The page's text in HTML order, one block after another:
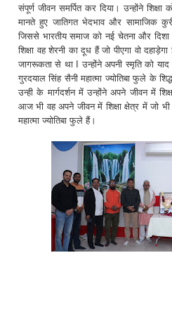
संपूर्ण जीवन समर्पित कर दिया। उन्होंने शिक्षा
मानते हुए जातिगत भेदभाव और सामाजिक
जिससे भारतीय समाज को नई चेतना और दिशा
शिक्षा वह शेरनी का दूध हैं जो पीएगा वो
जागरूकता से था I उन्होंने अपनी स्मृति को
गुरदयाल सिंह सैनी महात्मा ज्योतिबा फुले के
उन्ही के मार्गदर्शन में उन्होंने अपने जीवन में
आज भी वह अपने जीवन में शिक्षा क्षेत्र में जो
महात्मा ज्योतिबा फुले हैं।